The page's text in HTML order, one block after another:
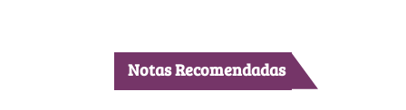
Notas Recomendadas